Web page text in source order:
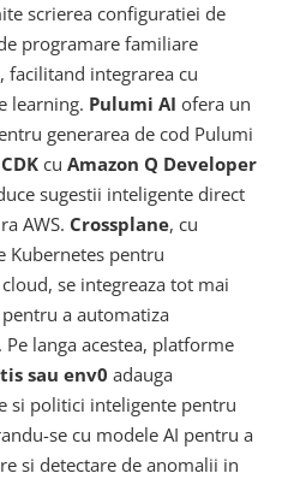
scrierea configuratiei de
programare familiare
facilitand integrarea cu
learning. Pulumi AI ofera un
generarea de cod Pulumi
cu Amazon Q Developer
sugestii inteligente direct
AWS. Crossplane, cu
Kubernetes pentru
se integreaza tot mai
a automatiza
langa acestea, platforme
sau env0 adauga
si politici inteligente pentru
se cu modele AI pentru a
si detectare de anomalii in